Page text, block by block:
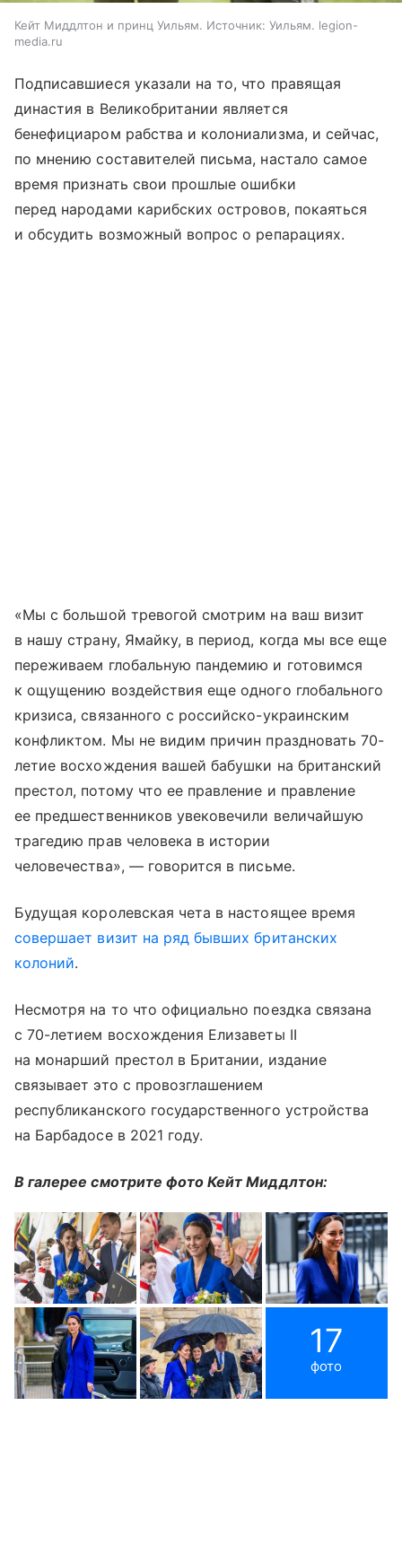
Кейт Миддлтон и принц Уильям. Источник: Уильям. legion-
media.ru
Подписавшиеся указали на то, что правящая
династия в Великобритании является
бенефициаром рабства и колониализма, и сейчас,
по мнению составителей письма, настало самое
время признать свои прошлые ошибки
перед народами карибских островов, покаяться
и обсудить возможный вопрос о репарациях.
«Мы с большой тревогой смотрим на ваш визит
в нашу страну, Ямайку, в период, когда мы все еще
переживаем глобальную пандемию и готовимся
к ощущению воздействия еще одного глобального
кризиса, связанного с российско-украинским
конфликтом. Мы не видим причин праздновать 70-
летие восхождения вашей бабушки на британский
престол, потому что ее правление и правление
ее предшественников увековечили величайшую
трагедию прав человека в истории
человечества», — говорится в письме.
Будущая королевская чета в настоящее время
совершает визит на ряд бывших британских
колоний.
Несмотря на то что официально поездка связана
с 70-летием восхождения Елизаветы II
на монарший престол в Британии, издание
связывает это с провозглашением
республиканского государственного устройства
на Барбадосе в 2021 году.
В галерее смотрите фото Кейт Миддлтон:
17
фото